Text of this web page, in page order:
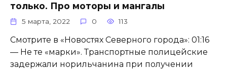
только. Про моторы и мангалы
5 марта, 2022 0 113
Смотрите в «Новостях Северного города»: 01:16
— Не те «марки». Транспортные полицейские
задержали норильчанина при получении